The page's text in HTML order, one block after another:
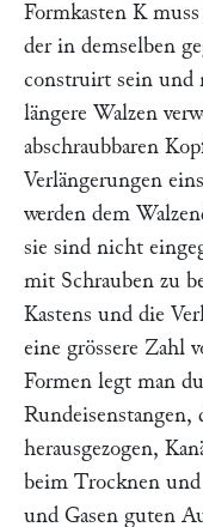
Formkasten Kmuss
der in demselben
construirt sein und
längere Walzen
abschraubbaren
Verlängerungen
werden dem
sie sind nicht
mit Schrauben zu
Kastens und die
eine grössere Zahl
Formen legt man
Rundeisenstangen,
herausgezogen,
beim Trocknen
und Gasen guten